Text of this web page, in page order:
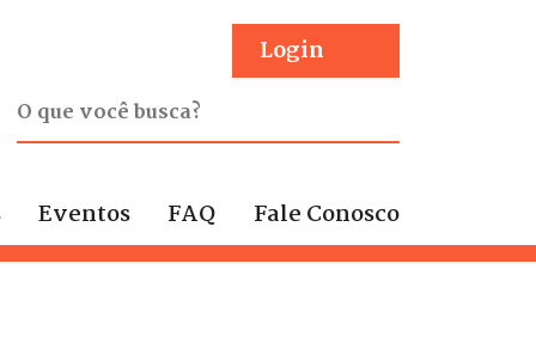
Login
Eventos FAQ Fale Conosco